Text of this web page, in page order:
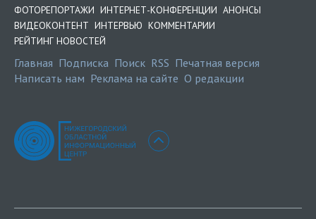
ФОТОРЕПОРТАЖИ ИНТЕРНЕТ-КОНФЕРЕНЦИИ АНОНСЫ
ВИДЕОКОНТЕНТ ИНТЕРВЬЮ КОММЕНТАРИИ
РЕЙТИНГ НОВОСТЕЙ
Главная Подписка Поиск RSS Печатная версия
Написать нам Реклама на сайте О редакции